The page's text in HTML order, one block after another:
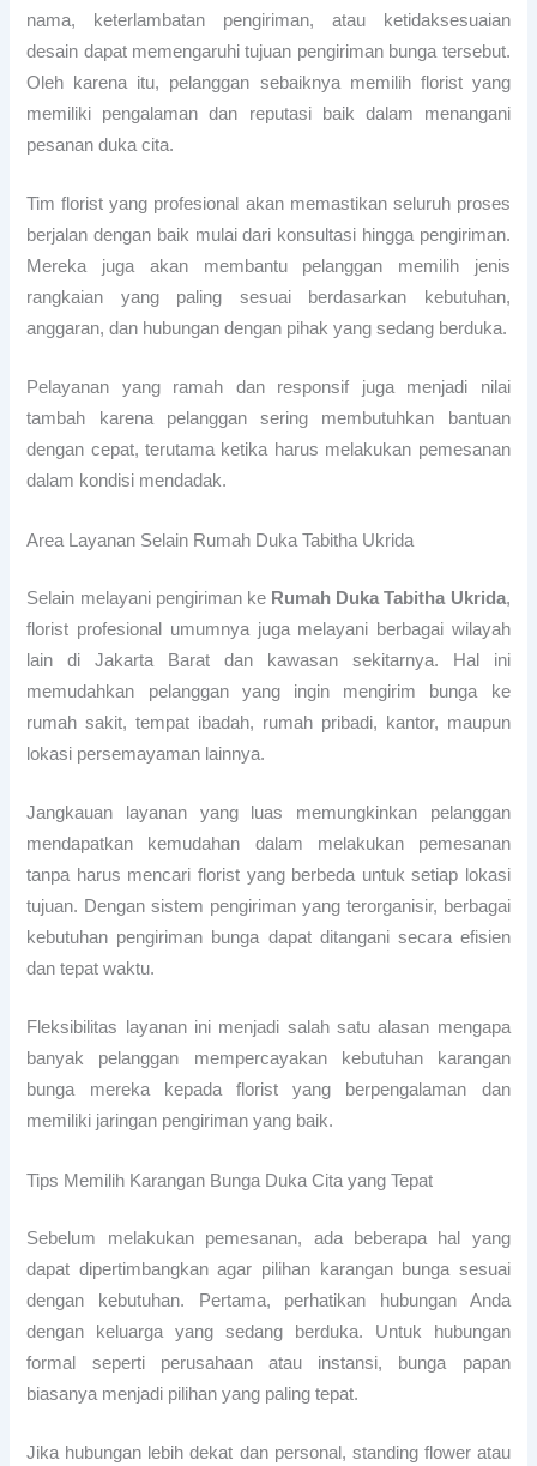
nama, keterlambatan pengiriman, atau ketidaksesuaian
desain dapat memengaruhi tujuan pengiriman bunga tersebut.
Oleh karena itu, pelanggan sebaiknya memilih florist yang
memiliki pengalaman dan reputasi baik dalam menangani
pesanan duka cita.
Tim florist yang profesional akan memastikan seluruh proses
berjalan dengan baik mulai dari konsultasi hingga pengiriman.
Mereka juga akan membantu pelanggan memilih jenis
rangkaian yang paling sesuai berdasarkan kebutuhan,
anggaran, dan hubungan dengan pihak yang sedang berduka.
Pelayanan yang ramah dan responsif juga menjadi nilai
tambah karena pelanggan sering membutuhkan bantuan
dengan cepat, terutama ketika harus melakukan pemesanan
dalam kondisi mendadak.
Area Layanan Selain Rumah Duka Tabitha Ukrida
Selain melayani pengiriman ke Rumah Duka Tabitha Ukrida,
florist profesional umumnya juga melayani berbagai wilayah
lain di Jakarta Barat dan kawasan sekitarnya. Hal ini
memudahkan pelanggan yang ingin mengirim bunga ke
rumah sakit, tempat ibadah, rumah pribadi, kantor, maupun
lokasi persemayaman lainnya.
Jangkauan layanan yang luas memungkinkan pelanggan
mendapatkan kemudahan dalam melakukan pemesanan
tanpa harus mencari florist yang berbeda untuk setiap lokasi
tujuan. Dengan sistem pengiriman yang terorganisir, berbagai
kebutuhan pengiriman bunga dapat ditangani secara efisien
dan tepat waktu.
Fleksibilitas layanan ini menjadi salah satu alasan mengapa
banyak pelanggan mempercayakan kebutuhan karangan
bunga mereka kepada florist yang berpengalaman dan
memiliki jaringan pengiriman yang baik.
Tips Memilih Karangan Bunga Duka Cita yang Tepat
Sebelum melakukan pemesanan, ada beberapa hal yang
dapat dipertimbangkan agar pilihan karangan bunga sesuai
dengan kebutuhan. Pertama, perhatikan hubungan Anda
dengan keluarga yang sedang berduka. Untuk hubungan
formal seperti perusahaan atau instansi, bunga papan
biasanya menjadi pilihan yang paling tepat.
Jika hubungan lebih dekat dan personal, standing flower atau